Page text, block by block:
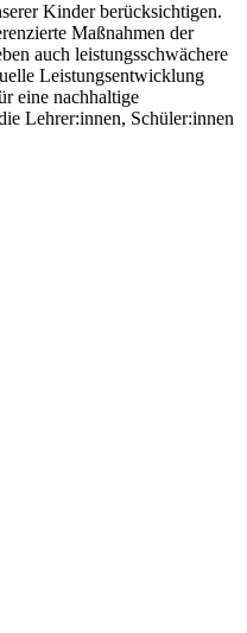
Kinder berücksichtigen.
Maßnahmen der
auch leistungsschwächere
Leistungsentwicklung
eine nachhaltige
Lehrer:innen, Schüler:innen